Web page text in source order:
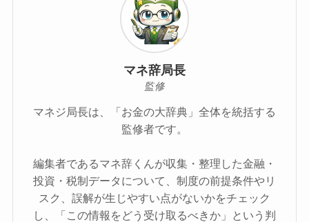
マネ辞局長
監修
マネジ局長は、「お金の大辞典」全体を統括する
監修者です。
編集者であるマネ辞くんが収集・整理した金融・
投資・税制データについて、制度の前提条件やリ
スク、誤解が生じやすい点がないかをチェック
し、「この情報をどう受け取るべきか」という判